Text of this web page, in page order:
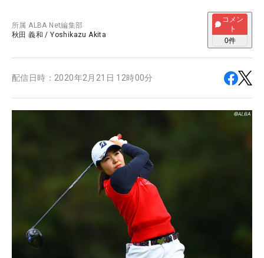
所属ALBA Net編集部
秋田 義和 /Yoshikazu Akita
コメン
ト
0件
配信日時： 2020年2月21日 12時00分